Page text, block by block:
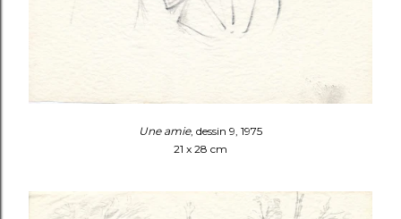
Une amie, dessin 9, 1975
21 x 28 cm